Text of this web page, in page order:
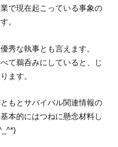
で現在起こっている事象の
。
秀な執事とも言えます。
て鵜呑みにしていると、じ
ます。
もとサバイバル関連情報の
本的にはつねに懸念材料し